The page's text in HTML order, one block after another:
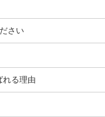
さい
れる理由